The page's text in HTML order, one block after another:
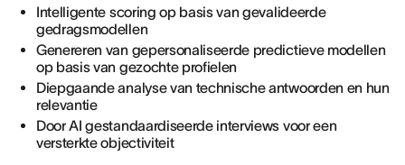
Intelligente scoring op basis van gevalideerde
gedragsmodellen
Genereren van gepersonaliseerde predictieve modellen
op basis van gezochte profielen
Diepgaande analyse van technische antwoorden en hun
relevantie
Door AI gestandaardiseerde interviews voor een
versterkte objectiviteit